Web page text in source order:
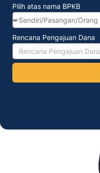
Pilih atas nama BPKB
Rencana Pengajuan Dana